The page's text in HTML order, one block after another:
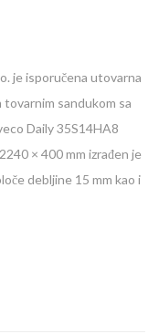
je isporučena utovarna
tovarnim sandukom sa
Daily 35S14HA8
× 400 mm izrađen je
debljine 15 mm kao i